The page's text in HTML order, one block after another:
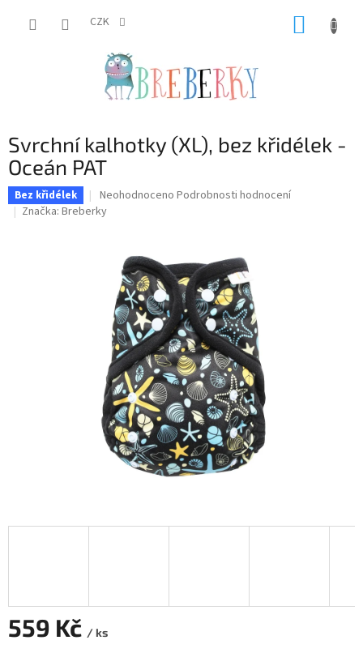
CZK
Svrchní kalhotky (XL), bez křidélek -
Oceán PAT
Bez křidélek
Průměrné
hodnocení
hvězdiček.
Neohodnoceno Podrobnosti hodnocení
Značka: Breberky
559 Kč / ks